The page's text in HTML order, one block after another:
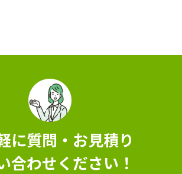
に質問・お見積り
合わせください！